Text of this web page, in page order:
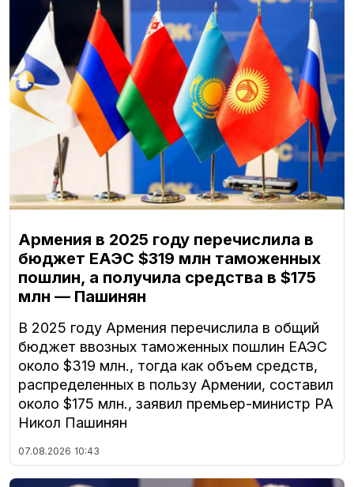
Армения в 2025 году перечислила в
бюджет ЕАЭС $319 млн таможенных
пошлин, а получила средства в $175
млн — Пашинян
В 2025 году Армения перечислила в общий
бюджет ввозных таможенных пошлин ЕАЭС
около $319 млн., тогда как объем средств,
распределенных в пользу Армении, составил
около $175 млн., заявил премьер-министр РА
Никол Пашинян
07.08.2026 10:43